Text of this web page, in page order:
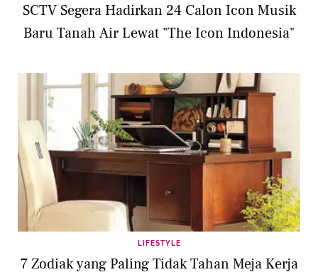
SCTV Segera Hadirkan 24 Calon Icon Musik
Baru Tanah Air Lewat "The Icon Indonesia"
LIFESTYLE
7 Zodiak yang Paling Tidak Tahan Meja Kerja